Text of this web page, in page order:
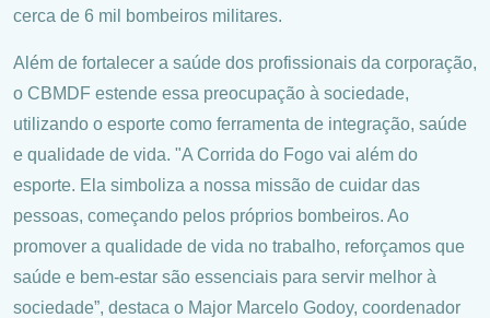
cerca de 6 mil bombeiros militares.
Além de fortalecer a saúde dos profissionais da corporação,
o CBMDF estende essa preocupação à sociedade,
utilizando o esporte como ferramenta de integração, saúde
e qualidade de vida. "A Corrida do Fogo vai além do
esporte. Ela simboliza a nossa missão de cuidar das
pessoas, começando pelos próprios bombeiros. Ao
promover a qualidade de vida no trabalho, reforçamos que
saúde e bem-estar são essenciais para servir melhor à
sociedade”, destaca o Major Marcelo Godoy, coordenador